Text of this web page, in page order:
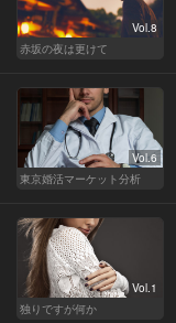
Vol.8
赤坂の夜は更けて
Vol.6
東京婚活マーケット分析
Vol.1
独りですが何か